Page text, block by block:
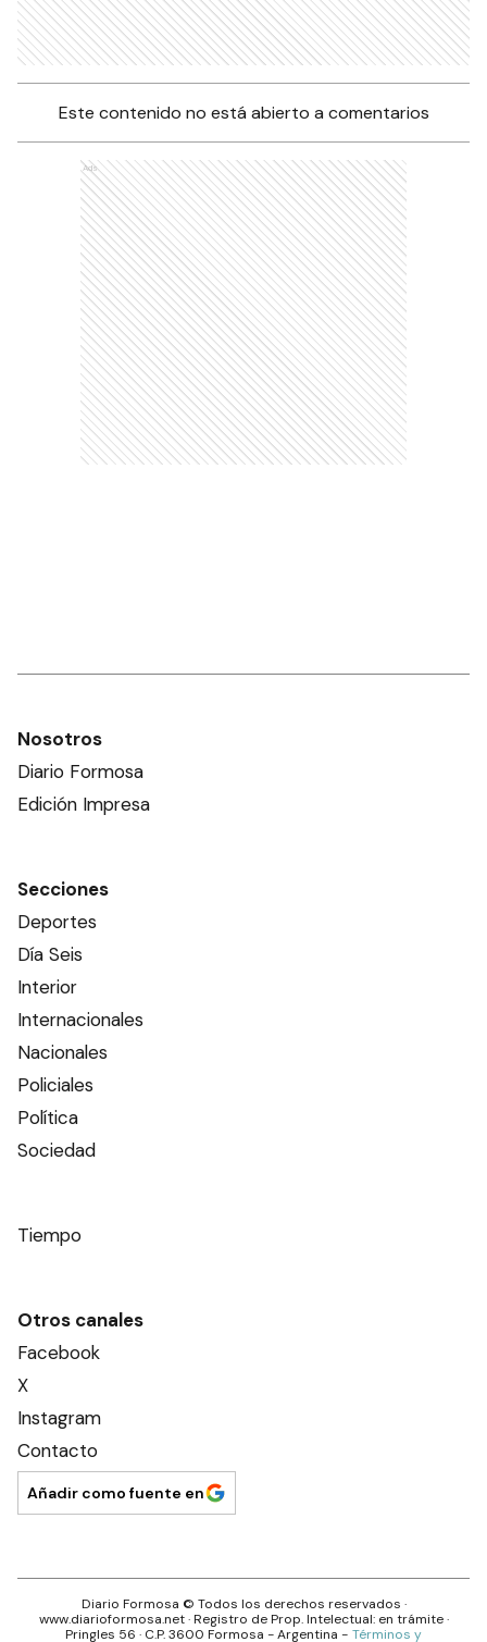
Este contenido no está abierto a comentarios
Ads
Nosotros
Diario Formosa
Edición Impresa
Secciones
Deportes
Día Seis
Interior
Internacionales
Nacionales
Policiales
Política
Sociedad
Tiempo
Otros canales
Facebook
X
Instagram
Contacto
Añadir como fuente en
Diario Formosa © Todos los derechos reservados ·
www.diarioformosa.net · Registro de Prop. Intelectual: en trámite ·
Pringles 56 · C.P.3600 Formosa - Argentina - Términos y